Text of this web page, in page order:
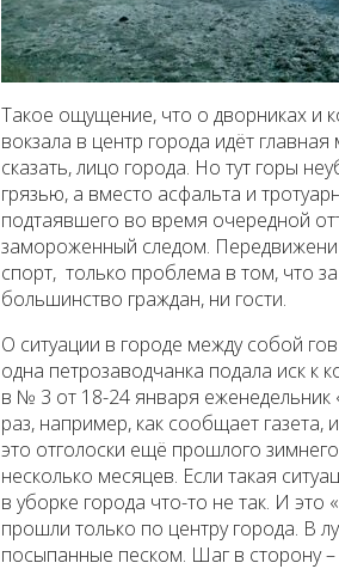
Такое ощущение, что о дворниках и
вокзала в центр города идёт
сказать, лицо города. Но тут горы
грязью, а вместо асфальта и
подтаявшего во время очередной
замороженный следом.
спорт, только проблема в том, что
большинство граждан, ни гости.
О ситуации в городе между собой
одна петрозаводчанка подала иск
в № 3 от 18-24 января еженедельник
раз, например, как сообщает газета,
это отголоски ещё прошлого
несколько месяцев. Если такая
в уборке города что-то не так. И
прошли только по центру города. В
посыпанные песком. Шаг в сторону